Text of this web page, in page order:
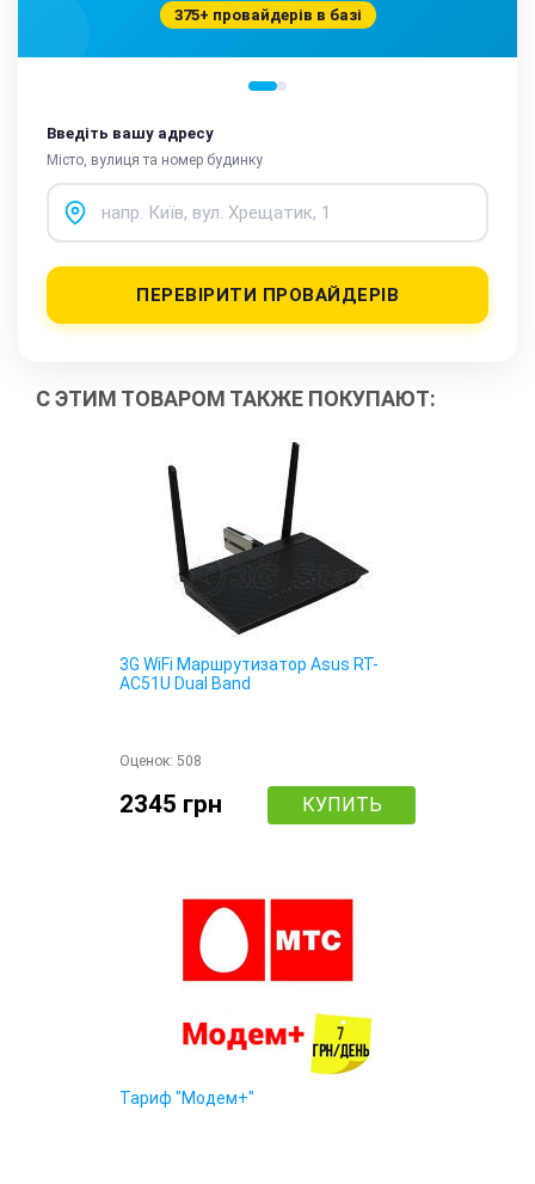
375+ провайдерів в базі
Введіть вашу адресу
Місто, вулиця та номер будинку
ПЕРЕВІРИТИ ПРОВАЙДЕРІВ
С ЭТИМ ТОВАРОМ ТАКЖЕ ПОКУПАЮТ:
3G WiFi Маршрутизатор Asus RT-
AC51U Dual Band
Оценок: 508
2345 грн КУПИТЬ
Тариф "Модем+"